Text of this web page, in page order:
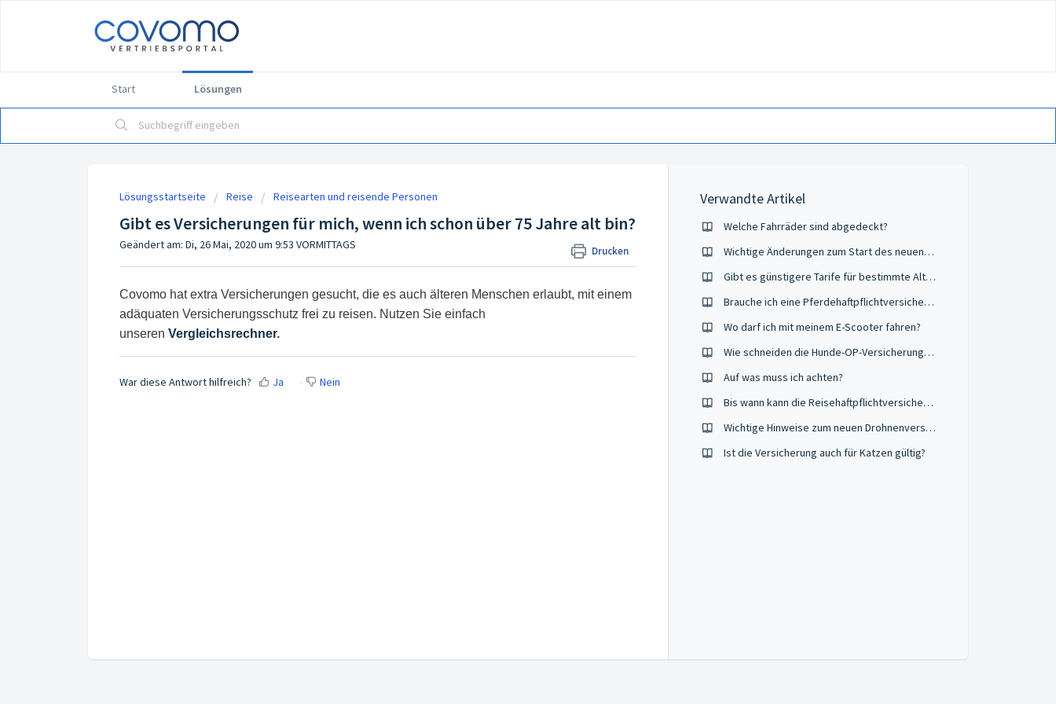
Start Lösungen
Lösungsstartseite Reise Reisearten und reisende Personen
Gibt es Versicherungen für mich, wenn ich schon über 75 Jahre alt bin?
Drucken
Geändert am: Di, 26 Mai, 2020 um 9:53 VORMITTAGS
Covomo hat extra Versicherungen gesucht, die es auch älteren Menschen erlaubt, mit einem
adäquaten Versicherungsschutz frei zu reisen. Nutzen Sie einfach
unseren Vergleichsrechner.
War diese Antwort hilfreich? Ja Nein
Verwandte Artikel
Welche Fahrräder sind abgedeckt?
Wichtige Änderungen zum Start des neuen Verkehrsjahres 2026/27
Gibt es günstigere Tarife für bestimmte Altersgruppen oder Fahranfänger?
Brauche ich eine Pferdehaftpflichtversicherung?
Wo darf ich mit meinem E-Scooter fahren?
Wie schneiden die Hunde-OP-Versicherungen im Vergleich ab?
Auf was muss ich achten?
Bis wann kann die Reisehaftpflichtversicherung abgeschlossen werden?
Wichtige Hinweise zum neuen Drohnenversicherungsvergleich
Ist die Versicherung auch für Katzen gültig?